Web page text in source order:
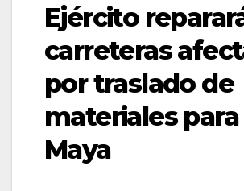
Ejército
carreteras
por traslado de
materiales
Maya